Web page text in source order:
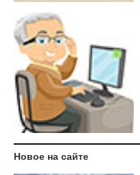
Новое на сайте